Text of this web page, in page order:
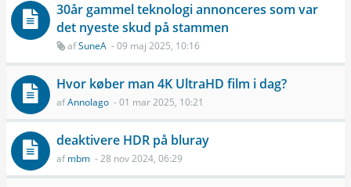
30år gammel teknologi annonceres som var
det nyeste skud på stammen
afSuneA - 09 maj 2025, 10:16
Hvor køber man 4K UltraHD film i dag?
afAnnolago - 01 mar 2025, 10:21
deaktivere HDR på bluray
afmbm - 28 nov 2024, 06:29